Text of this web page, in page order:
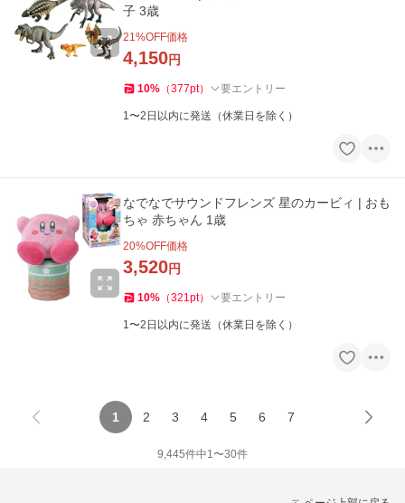
子 3歳
21%OFF価格
4,150円
10% （377pt） 要エントリー
1〜2日以内に発送（休業日を除く）
なでなでサウンドフレンズ 星のカービィ | おも
ちゃ 赤ちゃん 1歳
20%OFF価格
3,520円
10% （321pt） 要エントリー
1〜2日以内に発送（休業日を除く）
1 2 3 4 5 6 7
9,445件中1〜30件